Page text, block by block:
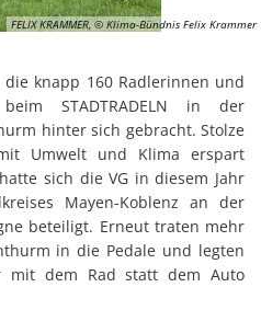
FELIX KRAMMER, © Klima-Bündnis Felix Krammer
die knapp 160 Radlerinnen und
STADTRADELN in der
hinter sich gebracht. Stolze
Umwelt und Klima erspart
sich die VG in diesem Jahr
Mayen-Koblenz an der
beteiligt. Erneut traten mehr
in die Pedale und legten
mit dem Rad statt dem Auto